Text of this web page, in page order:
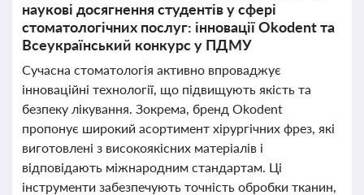
наукові досягнення студентів у сфері
стоматологічних послуг: інновації Okodent та
Всеукраїнський конкурс у ПДМУ
Сучасна стоматологія активно впроваджує
інноваційні технології, що підвищують якість та
безпеку лікування. Зокрема, бренд Okodent
пропонує широкий асортимент хірургічних фрез, які
виготовлені з високоякісних матеріалів і
відповідають міжнародним стандартам. Ці
інструменти забезпечують точність обробки тканин,